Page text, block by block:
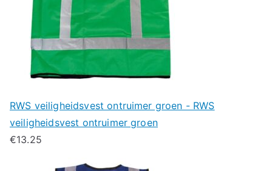
RWS veiligheidsvest ontruimer groen - RWS
veiligheidsvest ontruimer groen
€13.25